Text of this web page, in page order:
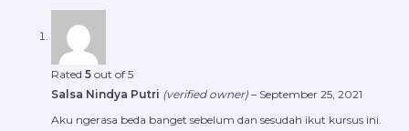
Rated 5 out of 5
Salsa Nindya Putri (verified owner) – September 25, 2021
Aku ngerasa beda banget sebelum dan sesudah ikut kursus ini.